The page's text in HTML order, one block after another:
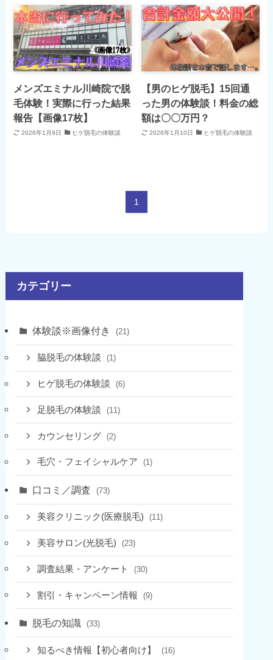
メンズエミナル川崎院で脱
毛体験！実際に行った結果
報告【画像17枚】
2026年1月9日 ヒゲ脱毛の体験談
【男のヒゲ脱毛】15回通
った男の体験談！料金の総
額は〇〇万円？
2026年1月10日 ヒゲ脱毛の体験談
1
カテゴリー
体験談※画像付き (21)
脇脱毛の体験談 (1)
ヒゲ脱毛の体験談 (6)
足脱毛の体験談 (11)
カウンセリング (2)
毛穴・フェイシャルケア (1)
口コミ／調査 (73)
美容クリニック(医療脱毛) (11)
美容サロン(光脱毛) (23)
調査結果・アンケート (30)
割引・キャンペーン情報 (9)
脱毛の知識 (33)
知るべき情報【初心者向け】 (16)